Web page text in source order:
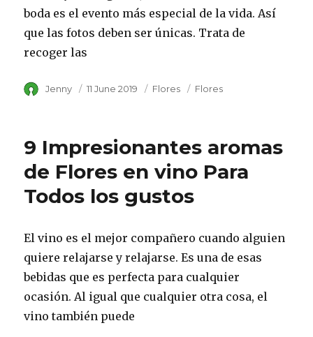
boda es el evento más especial de la vida. Así
que las fotos deben ser únicas. Trata de
recoger las
Author
Jenny
Posted
11 June 2019 Category
Flores Tags
Flores
9 Impresionantes aromas
de Flores en vino Para
Todos los gustos
El vino es el mejor compañero cuando alguien
quiere relajarse y relajarse. Es una de esas
bebidas que es perfecta para cualquier
ocasión. Al igual que cualquier otra cosa, el
vino también puede